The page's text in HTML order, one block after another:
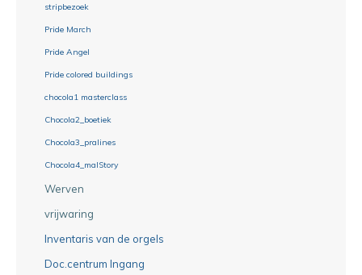
stripbezoek
Pride March
Pride Angel
Pride colored buildings
chocola1 masterclass
Chocola2_boetiek
Chocola3_pralines
Chocola4_malStory
Werven
vrijwaring
Inventaris van de orgels
Doc.centrum Ingang